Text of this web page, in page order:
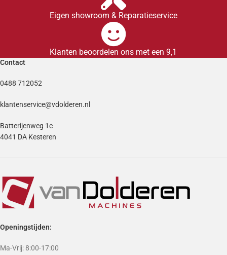
Eigen showroom & Reparatieservice
Klanten beoordelen ons met een 9,1
Contact
0488 712052
klantenservice@vdolderen.nl
Batterijenweg 1c
4041 DA Kesteren
Openingstijden:
Ma-Vrij: 8:00-17:00